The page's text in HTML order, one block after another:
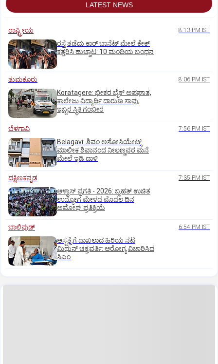
LATEST NEWS
ರಾಷ್ಟ್ರೀಯ 8:13 PM IST
ರಸ್ತೆ ತಡೆದು ಕಾರ್ ಬಾನೆಟ್ ಮೇಲೆ ಕೇಕ್
ಕತ್ತರಿಸಿ ಹುಚ್ಚಾಟ: 10 ಮಂದಿಯ ಬಂಧನ
ತುಮಕೂರು 8:06 PM IST
Koratagere: ಭೀಕರ ಬೈಕ್ ಅಪಘಾತ,
ಕಾಲೇಜು ವಿದ್ಯಾರ್ಥಿ ದಾರುಣ ಸಾವು,
ಇಬ್ಬರ ಸ್ಥಿತಿ ಗಂಭೀರ
ಬೆಳಗಾವಿ 7:56 PM IST
Belagavi: ಶಿವಂ ಅಸೋಸಿಯೇಟ್ಸ್
ಮಾಲೀಕ ಶಿವಾನಂದ ನೀಲಣ್ಣವರ ಮನೆ
ಮೇಲೆ ಇಡಿ‌ ದಾಳಿ
ದಕ್ಷಿಣಕನ್ನಡ 7:35 PM IST
ಆಳ್ವಾಸ್‌ ಪ್ರಗತಿ - 2026: ಬೃಹತ್ ಉಚಿತ
ಉದ್ಯೋಗ ಮೇಳದ ಮೊದಲ ದಿನ
ಅಮೋಘ ಪ್ರತಿಕ್ರಿಯೆ
ಬಾಲಿವುಡ್‌ 6:54 PM IST
ಆಸ್ಪತ್ರೆಗೆ ದಾಖಲಾದ ಹಿರಿಯ ನಟ
ಮಿಥುನ್ ಚಕ್ರವರ್ತಿ: ಆರೋಗ್ಯ ವಿಚಾರಿಸಿದ
ಸಿಎಂ